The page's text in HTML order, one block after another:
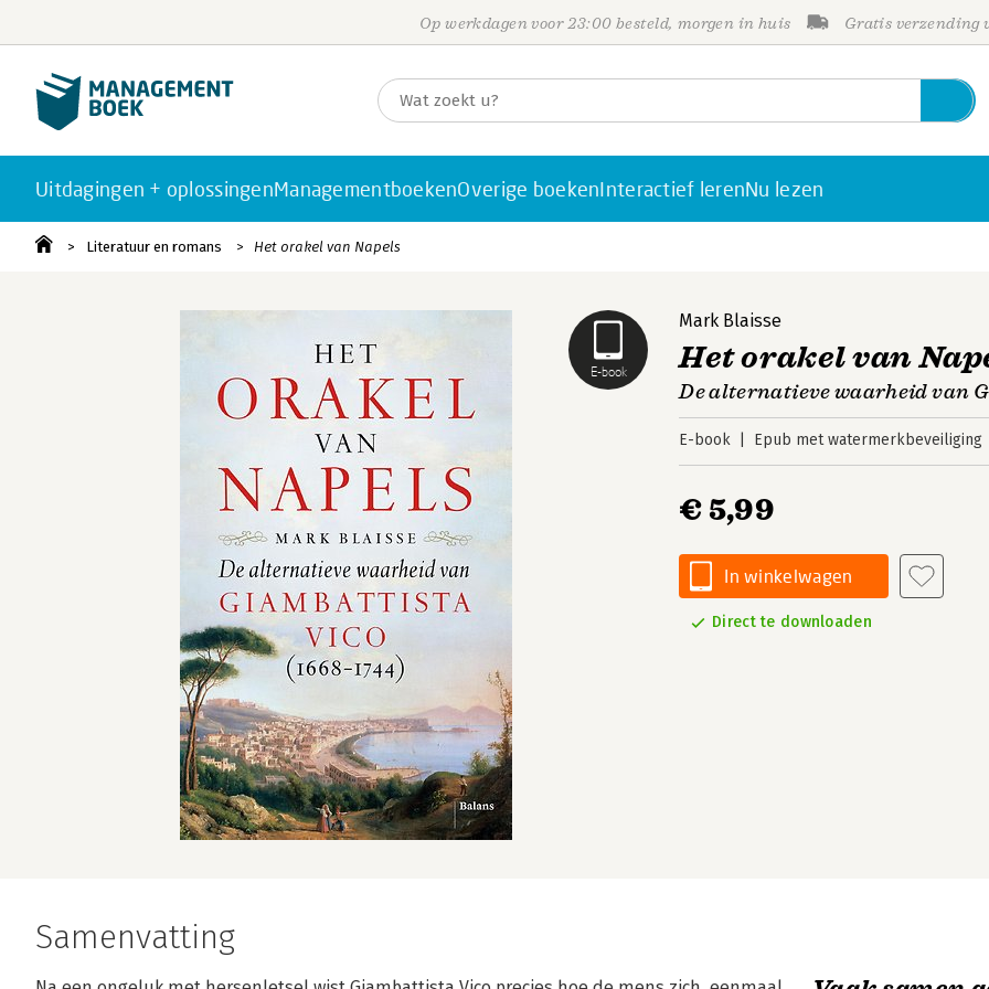
Op werkdagen voor 23:00 besteld, morgen in huis Gratis verzending
Uitdagingen + oplossingenManagementboekenOverige boekenInteractief lerenNu lezen
Literatuur en romans Het orakel van Napels
E-book
Mark Blaisse
Het orakel van
De alternatieve waarheid van
E-book Epub met watermerkbeveiliging
€ 5,99
In winkelwagen
Direct te downloaden
Samenvatting